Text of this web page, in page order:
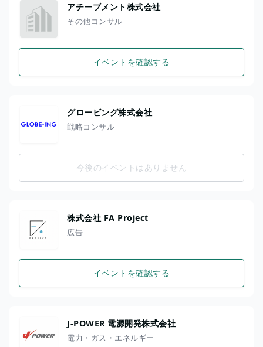
アチーブメント株式会社
その他コンサル
イベントを確認する
グロービング株式会社
戦略コンサル
今後のイベントはありません
株式会社 FA Project
広告
イベントを確認する
J-POWER 電源開発株式会社
電力・ガス・エネルギー